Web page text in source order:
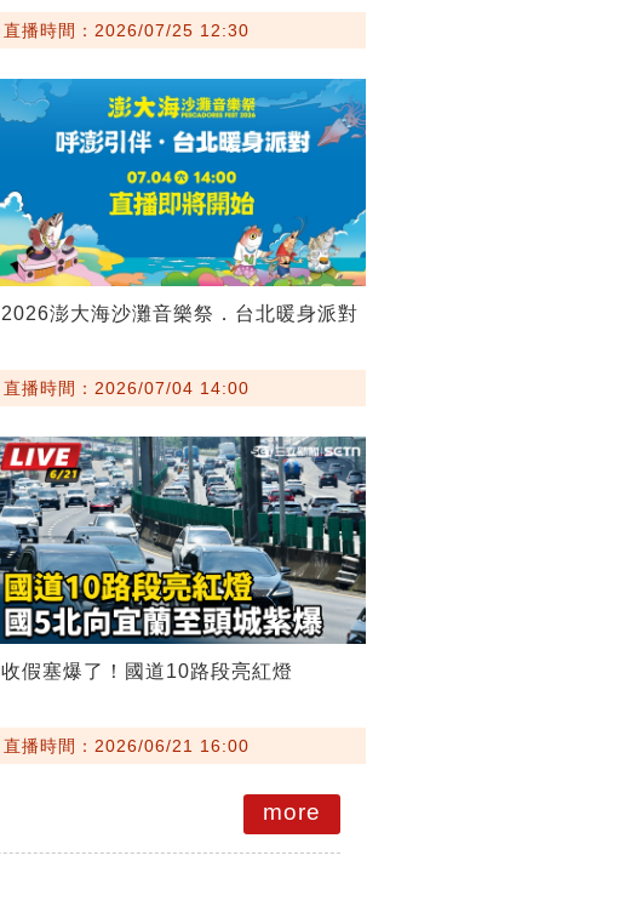
直播時間：2026/07/25 12:30
2026澎大海沙灘音樂祭．台北暖身派對
直播時間：2026/07/04 14:00
收假塞爆了！國道10路段亮紅燈
直播時間：2026/06/21 16:00
more